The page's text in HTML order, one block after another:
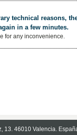
technical reasons,
in a few minutes.
for any inconvenience.
13. 46010 Valencia.